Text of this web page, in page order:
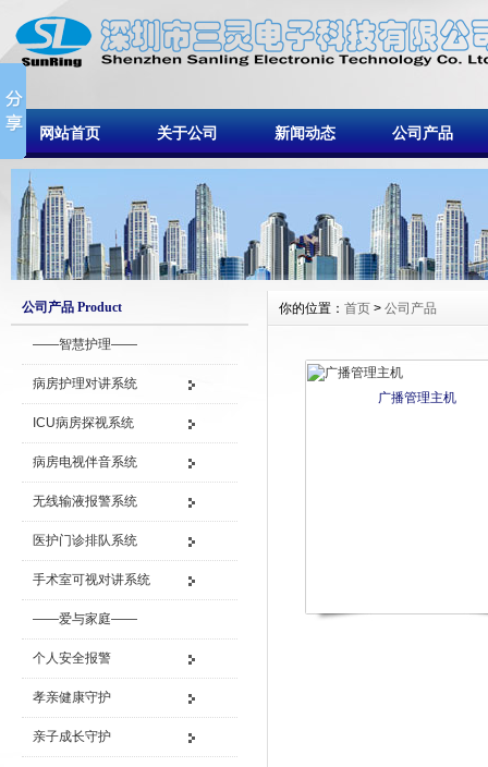
网站首页 关于公司 新闻动态 公司产品
公司产品 Product
——智慧护理——
病房护理对讲系统
ICU病房探视系统
病房电视伴音系统
无线输液报警系统
医护门诊排队系统
手术室可视对讲系统
——爱与家庭——
个人安全报警
孝亲健康守护
亲子成长守护
你的位置： 首页 > 公司产品
广播管理主机